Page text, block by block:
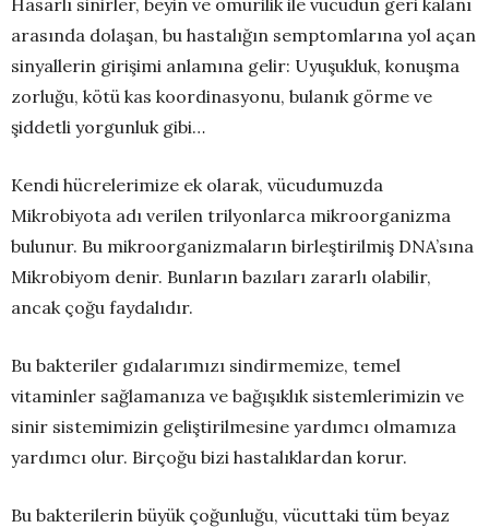
arasında dolaşan, bu hastalığın semptomlarına yol açan
sinyallerin girişimi anlamına gelir: Uyuşukluk, konuşma
zorluğu, kötü kas koordinasyonu, bulanık görme ve
şiddetli yorgunluk gibi…
Kendi hücrelerimize ek olarak, vücudumuzda
Mikrobiyota adı verilen trilyonlarca mikroorganizma
bulunur. Bu mikroorganizmaların birleştirilmiş DNA’sına
Mikrobiyom denir. Bunların bazıları zararlı olabilir,
ancak çoğu faydalıdır.
Bu bakteriler gıdalarımızı sindirmemize, temel
vitaminler sağlamanıza ve bağışıklık sistemlerimizin ve
sinir sistemimizin geliştirilmesine yardımcı olmamıza
yardımcı olur. Birçoğu bizi hastalıklardan korur.
Bu bakterilerin büyük çoğunluğu, vücuttaki tüm beyaz